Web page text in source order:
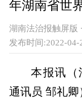
年湖南省世
湖南法治报触屏版
发布时间:2022-04-
本报讯（
通讯员 邹礼卿